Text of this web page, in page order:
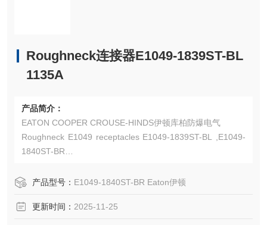
Roughneck连接器E1049-1839ST-BL
1135A
产品简介：
EATON COOPER CROUSE-HINDS伊顿库柏防爆电气
Roughneck E1049 receptacles E1049-1839ST-BL ,E1049-
1840ST-BR
nuous产品型号： E1049-1840ST-BR Eaton伊顿
更新时间： 2025-11-25